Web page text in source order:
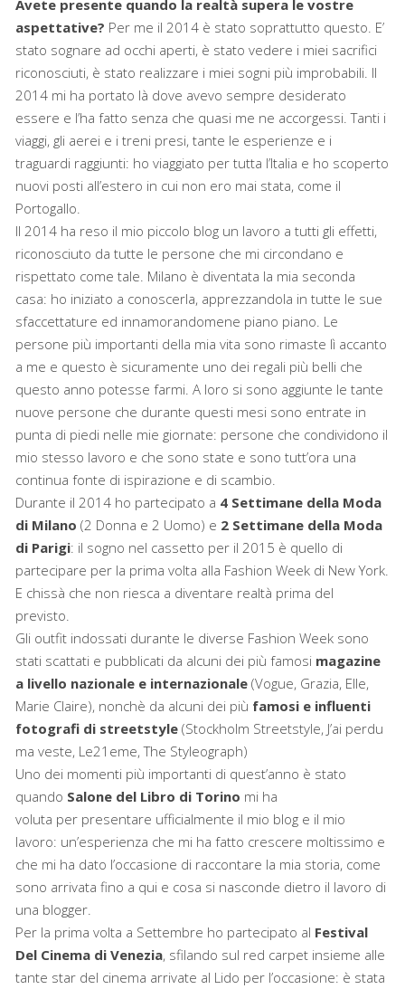
Avete presente quando la realtà supera le vostre
aspettative? Per me il 2014 è stato soprattutto questo. E’
stato sognare ad occhi aperti, è stato vedere i miei sacrifici
riconosciuti, è stato realizzare i miei sogni più improbabili. Il
2014 mi ha portato là dove avevo sempre desiderato
essere e l’ha fatto senza che quasi me ne accorgessi. Tanti i
viaggi, gli aerei e i treni presi, tante le esperienze e i
traguardi raggiunti: ho viaggiato per tutta l’Italia e ho scoperto
nuovi posti all’estero in cui non ero mai stata, come il
Portogallo.
Il 2014 ha reso il mio piccolo blog un lavoro a tutti gli effetti,
riconosciuto da tutte le persone che mi circondano e
rispettato come tale. Milano è diventata la mia seconda
casa: ho iniziato a conoscerla, apprezzandola in tutte le sue
sfaccettature ed innamorandomene piano piano. Le
persone più importanti della mia vita sono rimaste lì accanto
a me e questo è sicuramente uno dei regali più belli che
questo anno potesse farmi. A loro si sono aggiunte le tante
nuove persone che durante questi mesi sono entrate in
punta di piedi nelle mie giornate: persone che condividono il
mio stesso lavoro e che sono state e sono tutt’ora una
continua fonte di ispirazione e di scambio.
Durante il 2014 ho partecipato a 4 Settimane della Moda
di Milano (2 Donna e 2 Uomo) e 2 Settimane della Moda
di Parigi: il sogno nel cassetto per il 2015 è quello di
partecipare per la prima volta alla Fashion Week di New York.
E chissà che non riesca a diventare realtà prima del
previsto.
Gli outfit indossati durante le diverse Fashion Week sono
stati scattati e pubblicati da alcuni dei più famosi magazine
a livello nazionale e internazionale (Vogue, Grazia, Elle,
Marie Claire), nonchè da alcuni dei più famosi e influenti
fotografi di streetstyle (Stockholm Streetstyle, J’ai perdu
ma veste, Le21eme, The Styleograph)
Uno dei momenti più importanti di quest’anno è stato
quando Salone del Libro di Torino mi ha
voluta per presentare ufficialmente il mio blog e il mio
lavoro: un’esperienza che mi ha fatto crescere moltissimo e
che mi ha dato l’occasione di raccontare la mia storia, come
sono arrivata fino a qui e cosa si nasconde dietro il lavoro di
una blogger
Per la prima volta a Settembre ho partecipato al Festival
Del Cinema di Venezia, sfilando sul red carpet insieme alle
tante star del cinema arrivate al Lido per l’occasione: è stata